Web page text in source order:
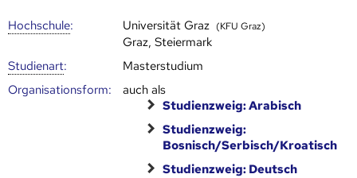
Hoch­schule: Universität Graz (KFU Graz)
Graz, Steiermark
Studienart:
Masterstudium
Organisationsform:
auch als
Studienzweig: Arabisch
Studienzweig:
Bosnisch/Serbisch/Kroatisch
Studienzweig: Deutsch